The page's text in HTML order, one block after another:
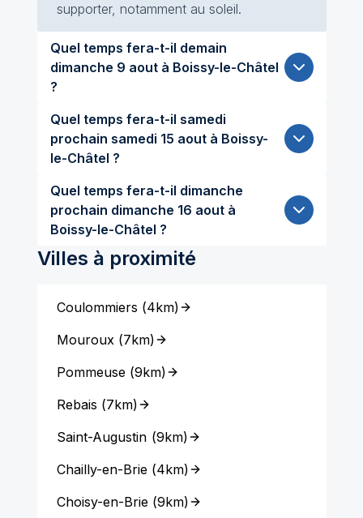
supporter, notamment au soleil.
Quel temps fera-t-il demain
dimanche 9 aout à Boissy-le-Châtel
?
Quel temps fera-t-il samedi
prochain samedi 15 aout à Boissy-
le-Châtel ?
Quel temps fera-t-il dimanche
prochain dimanche 16 aout à
Boissy-le-Châtel ?
Villes à proximité
Coulommiers (4km)
Mouroux(7km)
Pommeuse(9km)
Rebais (7km)
Saint-Augustin (9km)
Chailly-en-Brie(4km)
Choisy-en-Brie(9km)